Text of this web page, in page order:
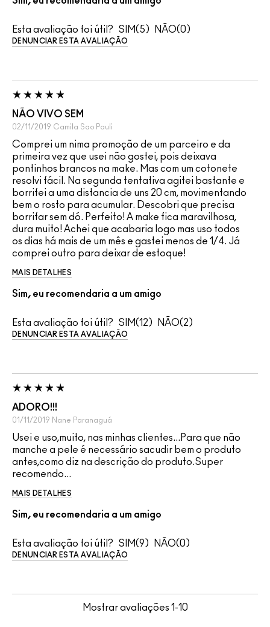
Esta avaliação foi útil? 5 0
DENUNCIAR ESTA AVALIAÇÃO
NÃO VIVO SEM
02/11/2019 Camila Sao Pauli
Comprei um nima promoção de um parceiro e da
primeira vez que usei não gostei, pois deixava
pontinhos brancos na make. Mas com um cotonete
resolvi fácil. Na segunda tentativa agitei bastante e
borrifei a uma distancia de uns 20 cm, movimentando
bem o rosto para acumular. Descobri que precisa
borrifar sem dó. Perfeito! A make fica maravilhosa,
dura muito! Achei que acabaria logo mas uso todos
os dias há mais de um mês e gastei menos de 1/4. Já
comprei outro para deixar de estoque!
MAIS DETALHES
Sim, eu recomendaria a um amigo
Esta avaliação foi útil? 12 2
DENUNCIAR ESTA AVALIAÇÃO
ADORO!!!
01/11/2019 Nane Paranaguá
Usei e uso,muito, nas minhas clientes...Para que não
manche a pele é necessário sacudir bem o produto
antes,como diz na descrição do produto.Super
recomendo...
MAIS DETALHES
Sim, eu recomendaria a um amigo
Esta avaliação foi útil? 9 0
DENUNCIAR ESTA AVALIAÇÃO
Mostrar avaliações 1-10